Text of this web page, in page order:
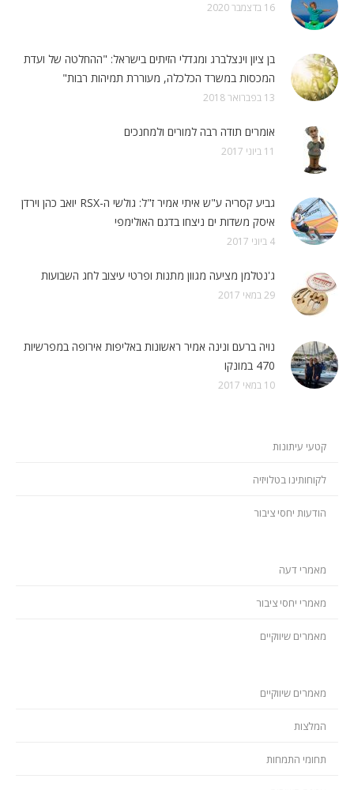
16 בדצמבר 2020
בן ציון וינצלברג ומגדלי הזיתים בישראל: "ההחלטה של ועדת
המכסות במשרד הכלכלה, מעוררת תמיהות רבות"
13 בפברואר 2018
אומרים תודה רבה למורים ולמחנכים
11 ביוני 2017
גביע קסריה ע"ש איתי אמיר ז"ל: גולשי ה-RSX יואב כהן וירדן
איסק משדות ים ניצחו בדגם האולימפי
4 ביוני 2017
ג'נטלמן מציעה מגוון מתנות ופרטי עיצוב לחג השבועות
29 במאי 2017
נויה ברעם ונינה אמיר ראשונות באליפות אירופה במפרשיות
470 במונקו
10 במאי 2017
קטעי עיתונות
לקוחותינו בטלויזיה
הודעות יחסי ציבור
מאמרי דעה
מאמרי יחסי ציבור
מאמרים שיווקיים
מאמרים שיווקיים
המלצות
תחומי התמחות